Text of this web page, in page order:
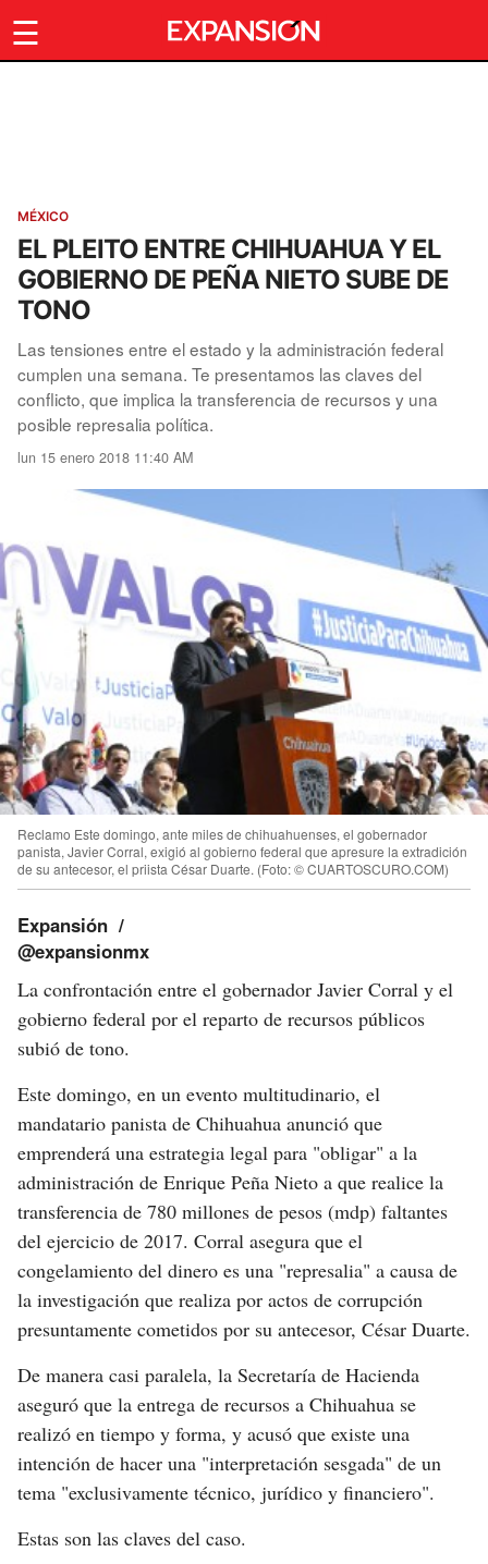
☰
MÉXICO
EL PLEITO ENTRE CHIHUAHUA Y EL
GOBIERNO DE PEÑA NIETO SUBE DE
TONO
Las tensiones entre el estado y la administración federal
cumplen una semana. Te presentamos las claves del
conflicto, que implica la transferencia de recursos y una
posible represalia política.
lun 15 enero 2018 11:40 AM
Reclamo Este domingo, ante miles de chihuahuenses, el gobernador
panista, Javier Corral, exigió al gobierno federal que apresure la extradición
de su antecesor, el priista César Duarte. (Foto:© CUARTOSCURO.COM)
Expansión
@expansionmx
La confrontación entre el gobernador Javier Corral y el
gobierno federal por el reparto de recursos públicos
subió de tono.
Este domingo, en un evento multitudinario, el
mandatario panista de Chihuahua anunció que
emprenderá una estrategia legal para "obligar" a la
administración de Enrique Peña Nieto a que realice la
transferencia de 780 millones de pesos (mdp) faltantes
del ejercicio de 2017. Corral asegura que el
congelamiento del dinero es una "represalia" a causa de
la investigación que realiza por actos de corrupción
presuntamente cometidos por su antecesor, César Duarte.
De manera casi paralela, la Secretaría de Hacienda
aseguró que la entrega de recursos a Chihuahua se
realizó en tiempo y forma, y acusó que existe una
intención de hacer una "interpretación sesgada" de un
tema "exclusivamente técnico, jurídico y financiero".
Estas son las claves del caso.